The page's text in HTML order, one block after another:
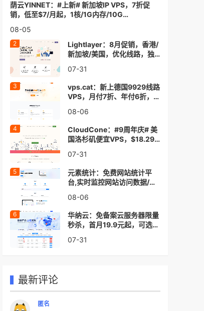
荫云YINNET：#上新# 新加坡IP VPS，7折促
销，低至$7/月起，1核/1G内存/10G
08-05
Lightlayer：8月促销，香港/
新加坡/美国，优化线路，独
07-31
vps.cat：新上德国9929线路
VPS，月付7折、年付6折，
SSD/1TB@30Mbps
08-06
CloudCone：#9周年庆# 美
国洛杉矶便宜VPS，$18.29/
SSD/1Gbs@4T流量
07-31
元素统计：免费网站统计平
台,实时监控网站访问数据/深
长
08-06
华纳云：免备案云服务器限量
秒杀，首月19.9元起，可选香
07-31
最新评论
匿名